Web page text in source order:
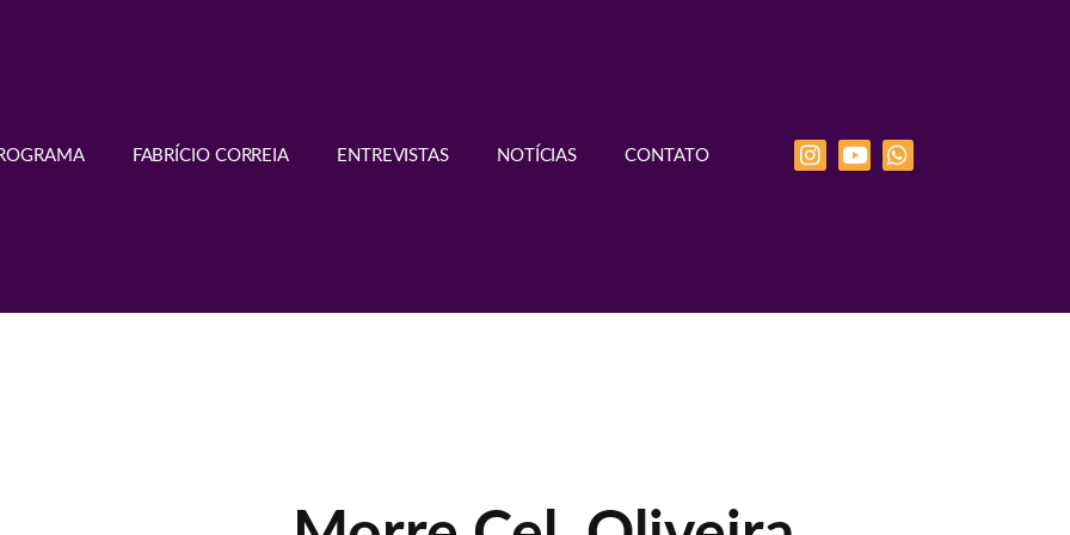
FABRÍCIO CORREIA ENTREVISTAS NOTÍCIAS CONTATO